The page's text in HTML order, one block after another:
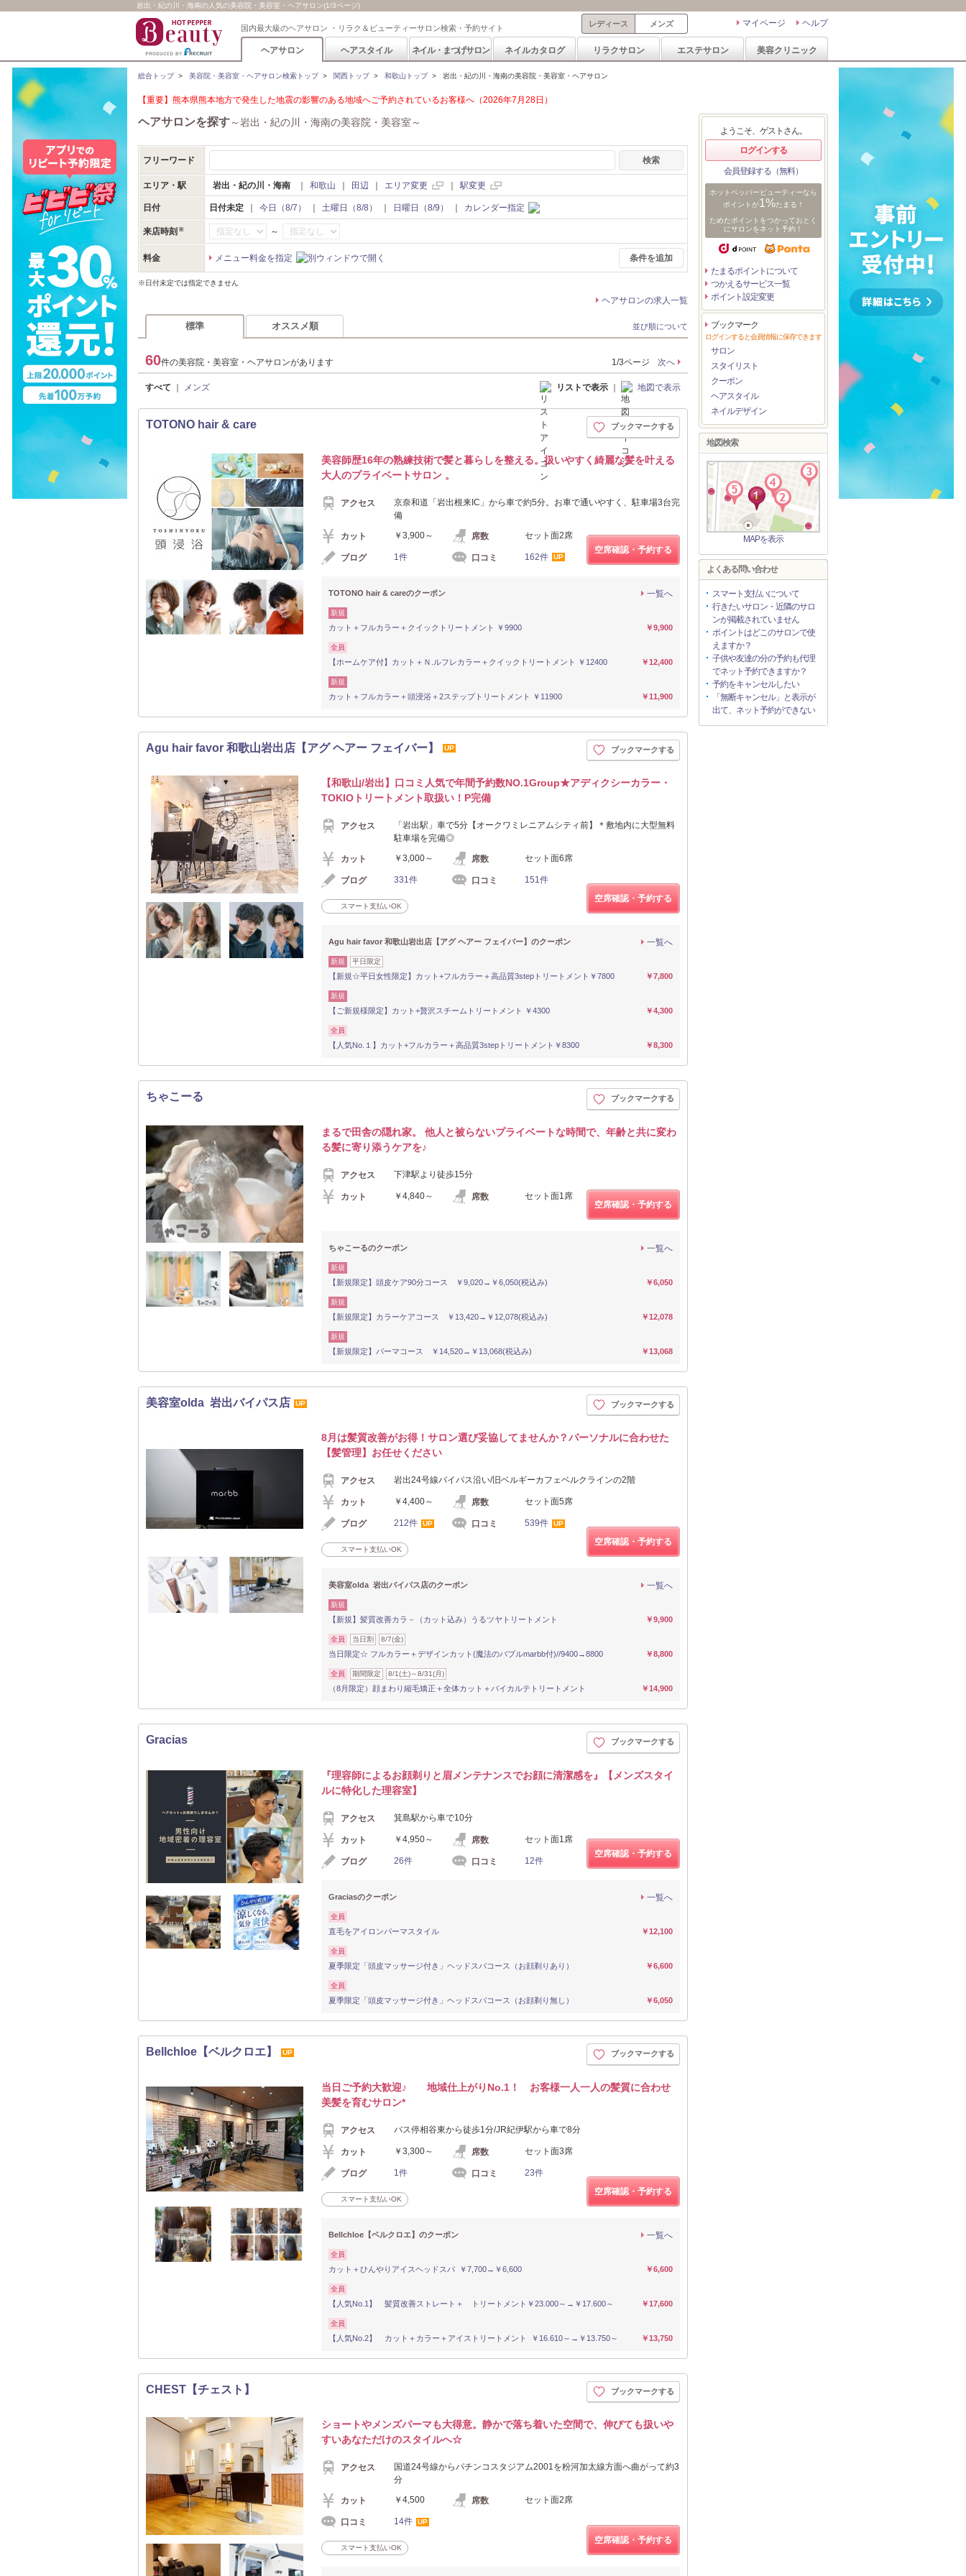
岩出・紀の川・海南の人気の美容院・美容室・ヘアサロン(1/3ページ)
国内最大級のヘアサロン ・リラク＆ビューティーサロン検索・予約サイト ヘルプ
マイページ
レディース メンズ
ヘアサロン ヘアスタイル ネイル・まつげサロン ネイルカタログ リラクサロン エステサロン 美容クリニック
総合トップ> 美容院・美容室・ヘアサロン検索トップ> 関西トップ> 和歌山トップ> 岩出・紀の川・海南の美容院・美容室・ヘアサロン
【重要】熊本県熊本地方で発生した地震の影響のある地域へご予約されているお客様へ（2026年7月28日）
ヘアサロンを探す～岩出・紀の川・海南の美容院・美容室～
フリーワード
エリア・駅 岩出・紀の川・海南 和歌山 田辺 エリア変更 駅変更
日付 日付未定 今日（8/7） 土曜日（8/8） 日曜日（8/9） カレンダー指定
来店時刻 ～
料金 メニュー料金を指定 条件を追加
※日付未定では指定できません
ヘアサロンの求人一覧
標準 オススメ順 並び順について
60件の美容院・美容室・ヘアサロンがあります 1/3ページ 次へ
すべて メンズ リストで表示 地図で表示
TOTONO hair & care ブックマークする
美容師歴16年の熟練技術で髪と暮らしを整える。扱いやすく綺麗な髪を叶える
大人のプライベートサロン 。
アクセス
京奈和道「岩出根来IC」から車で約5分。お車で通いやすく、駐車場3台完
備
カット ￥3,900～ 席数 セット面2席
ブログ 1件 口コミ 162件 UP
空席確認・予約する
TOTONO hair & careのクーポン 一覧へ
新規
カット＋フルカラー＋クイックトリートメント ￥9900 ￥9,900
全員
【ホームケア付】カット＋Ｎ.ルフレカラー＋クイックトリートメント ￥12400 ￥12,400
新規
カット＋フルカラー＋頭浸浴＋2ステップトリートメント ￥11900 ￥11,900
Agu hair favor 和歌山岩出店【アグ ヘアー フェイバー】 UP ブックマークする
【和歌山/岩出】口コミ人気で年間予約数NO.1Group★アディクシーカラー・
TOKIOトリートメント取扱い！P完備
アクセス
「岩出駅」車で5分【オークワミレニアムシティ前】＊敷地内に大型無料
駐車場を完備◎
カット ￥3,000～ 席数 セット面6席
ブログ 331件 口コミ 151件
スマート支払いOK
空席確認・予約する
Agu hair favor 和歌山岩出店【アグ ヘアー フェイバー】のクーポン 一覧へ
新規 平日限定
【新規☆平日女性限定】カット+フルカラー＋高品質3stepトリートメント￥7800 ￥7,800
新規
【ご新規様限定】カット+贅沢スチームトリートメント ￥4300 ￥4,300
全員
【人気No.１】カット+フルカラー＋高品質3stepトリートメント￥8300 ￥8,300
ちゃこーる ブックマークする
まるで田舎の隠れ家。 他人と被らないプライベートな時間で、年齢と共に変わ
る髪に寄り添うケアを♪
アクセス 下津駅より徒歩15分
カット ￥4,840～ 席数
セット面1席
空席確認・予約する
ちゃこーるのクーポン 一覧へ
新規
【新規限定】頭皮ケア90分コース ￥9,020→￥6,050(税込み) ￥6,050
新規
【新規限定】カラーケアコース ￥13,420→￥12,078(税込み) ￥12,078
新規
【新規限定】パーマコース ￥14,520→￥13,068(税込み) ￥13,068
美容室olda 岩出バイパス店 UP ブックマークする
8月は髪質改善がお得！サロン選び妥協してませんか？パーソナルに合わせた
【髪管理】お任せください
アクセス 岩出24号線バイパス沿い/旧ベルギーカフェベルクラインの2階
カット ￥4,400～ 席数 セット面5席
ブログ 212件 UP 口コミ 539件 UP
スマート支払いOK
空席確認・予約する
美容室olda 岩出バイパス店のクーポン 一覧へ
新規
【新規】髪質改善カラ－（カット込み）うるツヤトリートメント ￥9,900
全員 当日割 8/7(金)
当日限定☆ フルカラー＋デザインカット(魔法のバブルmarbb付)//9400→8800 ￥8,800
全員 期間限定 8/1(土)～8/31(月)
（8月限定）顔まわり縮毛矯正＋全体カット＋バイカルテトリートメント ￥14,900
Gracias ブックマークする
『理容師によるお顔剃りと眉メンテナンスでお顔に清潔感を』【メンズスタイ
ルに特化した理容室】
アクセス 箕島駅から車で10分
カット ￥4,950～ 席数 セット面1席
ブログ 26件 口コミ 12件
空席確認・予約する
Graciasのクーポン 一覧へ
全員
直毛をアイロンパーマスタイル ￥12,100
全員
夏季限定「頭皮マッサージ付き」ヘッドスパコース（お顔剃りあり） ￥6,600
全員
夏季限定「頭皮マッサージ付き」ヘッドスパコース（お顔剃り無し） ￥6,050
Bellchloe【ベルクロエ】 UP ブックマークする
当日ご予約大歓迎♪ 地域仕上がりNo.1！ お客様一人一人の髪質に合わせ
美髪を育むサロン*
アクセス バス停相谷東から徒歩1分/JR紀伊駅から車で8分
カット ￥3,300～ 席数 セット面3席
ブログ 1件 口コミ 23件
スマート支払いOK
空席確認・予約する
Bellchloe【ベルクロエ】のクーポン 一覧へ
全員
カット＋ひんやりアイスヘッドスパ ￥7,700→￥6,600 ￥6,600
全員
【人気No.1】 髪質改善ストレート＋ トリートメント￥23.000～→￥17.600～ ￥17,600
全員
【人気No.2】 カット＋カラー＋アイストリートメント ￥16.610～→￥13.750～ ￥13,750
CHEST【チェスト】 ブックマークする
ショートやメンズパーマも大得意。静かで落ち着いた空間で、伸びても扱いや
すいあなただけのスタイルへ☆
アクセス
国道24号線からパチンコスタジアム2001を粉河加太線方面へ曲がって約3
分
カット ￥4,500 席数 セット面2席
口コミ 14件 UP
スマート支払いOK
空席確認・予約する
ようこそ、ゲストさん。
ログインする
会員登録する（無料）
ホットペッパービューティーなら
ポイントが1%たまる！
ためたポイントをつかっておとく
にサロンをネット予約！
たまるポイントについて
つかえるサービス一覧
ポイント設定変更
ブックマーク
ログインすると会員情報に保存できます
サロン
スタイリスト
クーポン
ヘアスタイル
ネイルデザイン
地図検索
MAPを表示
よくある問い合わせ
スマート支払いについて
行きたいサロン・近隣のサロ
ンが掲載されていません
ポイントはどこのサロンで使
えますか？
子供や友達の分の予約も代理
でネット予約できますか？
予約をキャンセルしたい
「無断キャンセル」と表示が
出て、ネット予約ができない